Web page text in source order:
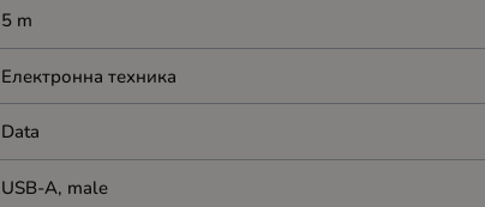
5 m
Електронна техника
Data
USB-A, male